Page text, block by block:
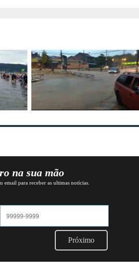
na sua mão
email para receber as ultimas notícias.
Próximo